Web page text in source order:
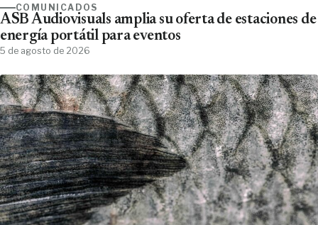
COMUNICADOS
ASB Audiovisuals amplia su oferta de estaciones de
energía portátil para eventos
5 de agosto de 2026